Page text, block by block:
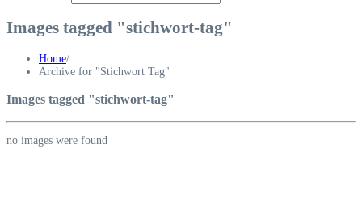
Images tagged "stichwort-tag"
Home/
Archive for "Stichwort Tag"
Images tagged "stichwort-tag"
no images were found